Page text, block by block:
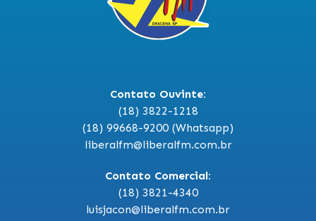
Contato Ouvinte:
(18) 3822-1218
(18) 99668-9200 (Whatsapp)
liberalfm@liberalfm.com.br
Contato Comercial:
(18) 3821-4340
luisjacon@liberalfm.com.br